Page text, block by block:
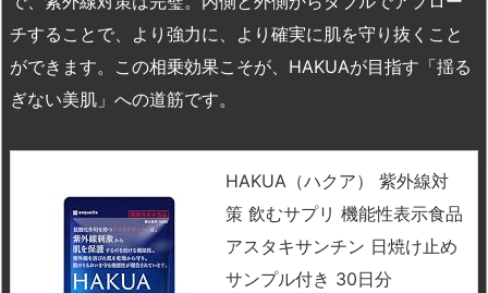
チすることで、より強力に、より確実に肌を守り抜くこと
ができます。この相乗効果こそが、HAKUAが目指す「揺る
ぎない美肌」への道筋です。
HAKUA（ハクア） 紫外線対
策 飲むサプリ 機能性表示食品
アスタキサンチン 日焼け止め
サンプル付き 30日分